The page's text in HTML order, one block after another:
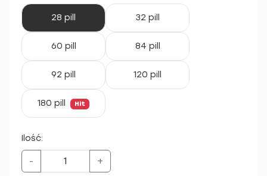
28 pill 32 pill
60 pill 84 pill
92 pill 120 pill
180 pill Hit
Ilość:
- +